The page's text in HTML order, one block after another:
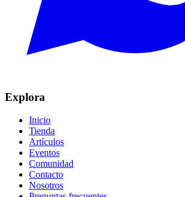
Explora
Inicio
Tienda
Artículos
Eventos
Comunidad
Contacto
Nosotros